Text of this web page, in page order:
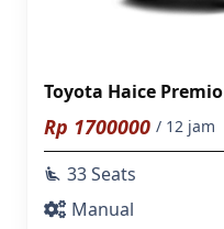
Toyota Haice Premio
Rp 1700000 / 12 jam
airline_seat_recline_extra 33 Seats
Manual